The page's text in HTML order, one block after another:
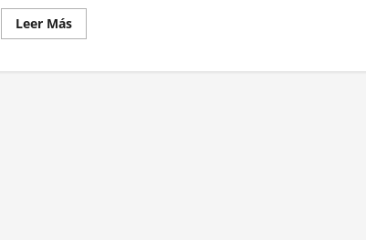
Leer MásLeer
más
Francisco